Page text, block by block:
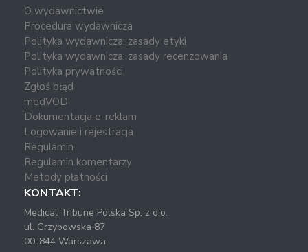
O wydawnictwie
Procedura wydawnicza
Polityka wydawnicza: zasady etyki
Polityka wydawnicza: zasady recenzowania
Polityka prywatności
Zgłoś błąd
medVOD
Dokumentacja e-reklam
Logowanie i rejestracja
Regulamin
Regulamin komentarzy
Metody płatności
KONTAKT:
Medical Tribune Polska Sp. z o.o.
ul. Grzybowska 87
00-844 Warszawa